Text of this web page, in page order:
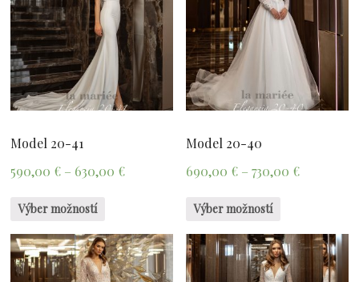
Model 20-41
590,00 € – 630,00 €
Výber možností
Model 20-40
690,00 € –730,00 €
Výber možností